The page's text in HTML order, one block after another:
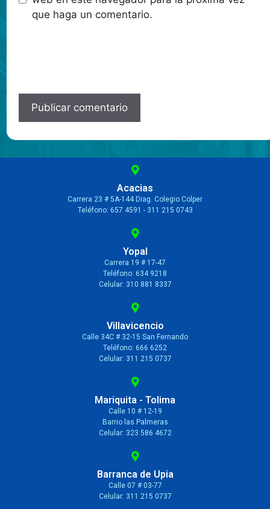
que haga un comentario.
Acacias
Carrera 23 # 5A-144 Diag. Colegio Colper
Teléfono: 657 4591 - 311 215 0743
Yopal
Carrera 19 # 17-47
Teléfono: 634 9218
Celular: 310 881 8337
Villavicencio
Calle 34C # 32-15 San Fernando
Teléfono: 666 6252
Celular: 311 215 0737
Mariquita - Tolima
Calle 10 # 12-19
Barrio las Palmeras
Celular: 323 586 4672
Barranca de Upia
Calle 07 # 03-77
Celular: 311 215 0737